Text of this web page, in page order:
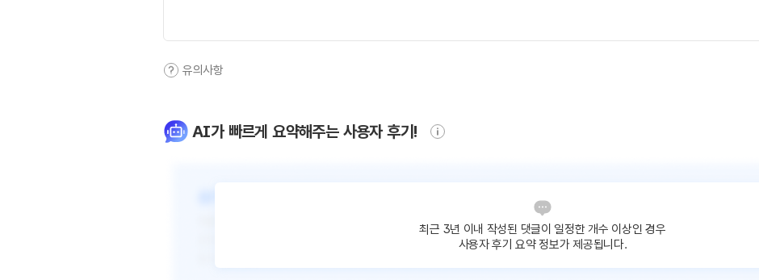
유의사항
AI가 빠르게 요약해주는 사용자 후기!
최근 3년 이내 작성된 댓글이 일정한 개수 이상인 경우
사용자 후기 요약 정보가 제공됩니다.